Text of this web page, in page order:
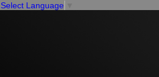
Select Language